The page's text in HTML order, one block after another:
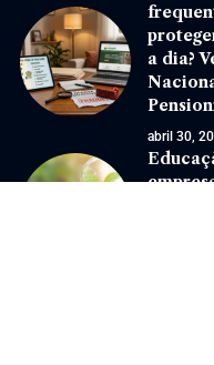
a dia?
abril 30,